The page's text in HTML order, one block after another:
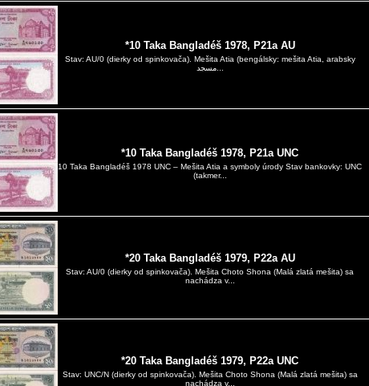
*10 Taka Bangladéš 1978, P21a AU
Stav: AU/0 (dierky od spinkovača). Mešita Atia (bengálsky: mešita Atia, arabsky
مسجد...
*10 Taka Bangladéš 1978, P21a UNC
10 Taka Bangladéš 1978 UNC – Mešita Atia a symboly úrody Stav bankovky: UNC
(takmer...
*20 Taka Bangladéš 1979, P22a AU
Stav: AU/0 (dierky od spinkovača). Mešita Choto Shona (Malá zlatá mešita) sa
nachádza v...
*20 Taka Bangladéš 1979, P22a UNC
Stav: UNC/N (dierky od spinkovača). Mešita Choto Shona (Malá zlatá mešita) sa
nachádza v...